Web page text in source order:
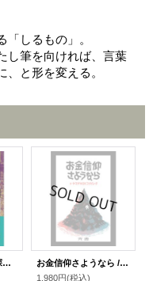
しるもの」。
し筆を向ければ、言葉
と形を変える。
デッドエンドで宝探し あんたは青森のいいとこばっかり見ている / 能町みね子
お金信仰さようなら / ヤマザキOKコンピュータ
1,980円(税込)